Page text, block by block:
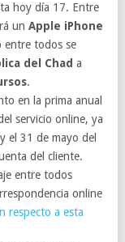
hoy día 17. Entre
unApple iPhone
entre todos se
del Chad a
.
en la prima anual
servicio online, ya
el 31 de mayo del
del cliente.
entre todos
online
respecto a esta